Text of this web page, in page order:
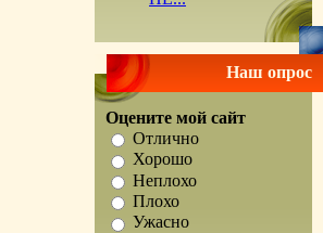
Наш опрос
Оцените мой сайт
Отлично
Хорошо
Неплохо
Плохо
Ужасно